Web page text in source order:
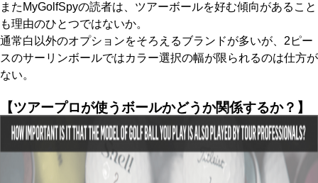
またMyGolfSpyの読者は、ツアーボールを好む傾向があること
も理由のひとつではないか。
通常白以外のオプションをそろえるブランドが多いが、2ピー
スのサーリンボールではカラー選択の幅が限られるのは仕方が
ない。
【ツアープロが使うボールかどうか関係するか？】